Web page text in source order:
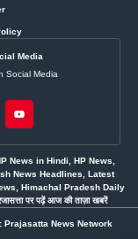
Media
Social Media
News in Hindi, HP News,
News Headlines, Latest
Himachal Pradesh Daily
पर पढ़ें आज की ताज़ा खबरें
News Network